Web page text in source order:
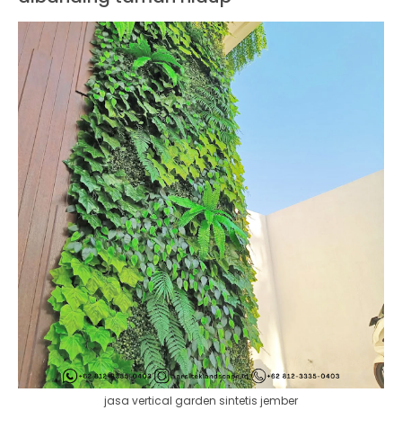
jasa vertical garden sintetis jember